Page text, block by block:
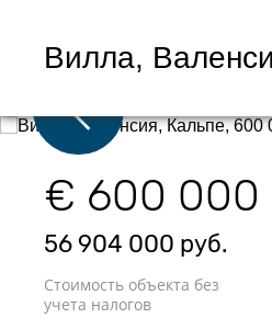
Вилла,
€ 600 000
56 904 000 руб.
Стоимость объекта без
учета налогов